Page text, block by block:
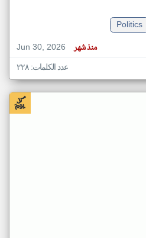
Politics
Jun 30, 2026
منذ شهر
عدد الكلمات: ٢٢٨